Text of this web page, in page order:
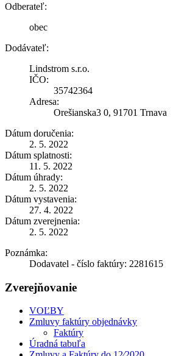
Odberateľ:
obec
Dodávateľ:
Lindstrom s.r.o.
IČO:
35742364
Adresa:
Orešianska3 0, 91701 Trnava
Dátum doručenia:
2. 5. 2022
Dátum splatnosti:
11. 5. 2022
Dátum úhrady:
2. 5. 2022
Dátum vystavenia:
27. 4. 2022
Dátum zverejnenia:
2. 5. 2022
Poznámka:
Dodavatel - číslo faktúry: 2281615
Zverejňovanie
VOĽBY
Zmluvy faktúry objednávky
Faktúry
Úradná tabuľa